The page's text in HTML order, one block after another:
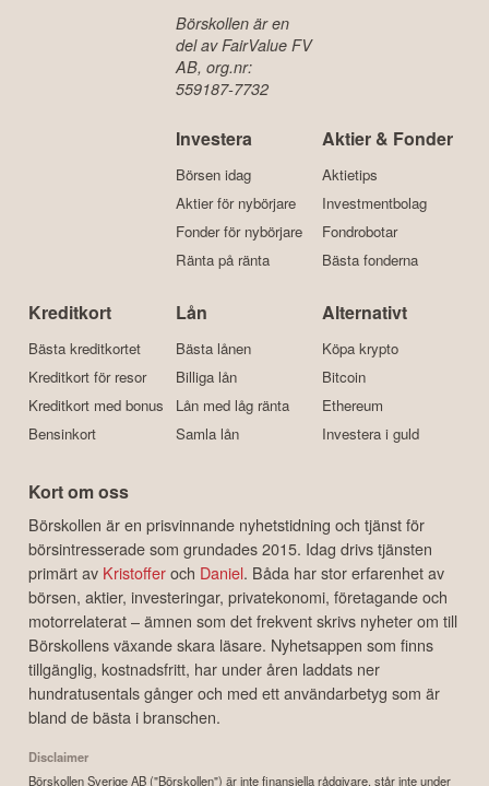
Börskollen är en
del av FairValue FV
AB, org.nr:
559187-7732
Investera
Börsen idag
Aktier för nybörjare
Fonder för nybörjare
Ränta på ränta
Aktier & Fonder
Aktietips
Investmentbolag
Fondrobotar
Bästa fonderna
Kreditkort
Bästa kreditkortet
Kreditkort för resor
Kreditkort med bonus
Bensinkort
Lån
Bästa lånen
Billiga lån
Lån med låg ränta
Samla lån
Alternativt
Köpa krypto
Bitcoin
Ethereum
Investera i guld
Kort om oss
Börskollen är en prisvinnande nyhetstidning och tjänst för
börsintresserade som grundades 2015. Idag drivs tjänsten
primärt av Kristofferoch Daniel. Båda har stor erfarenhet av
börsen, aktier, investeringar, privatekonomi, företagande och
motorrelaterat – ämnen som det frekvent skrivs nyheter om till
Börskollens växande skara läsare. Nyhetsappen som finns
tillgänglig, kostnadsfritt, har under åren laddats ner
hundratusentals gånger och med ett användarbetyg som är
bland de bästa i branschen.
Disclaimer
Börskollen Sverige AB ("Börskollen") är inte finansiella rådgivare, står inte under